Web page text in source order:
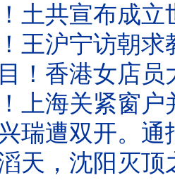
能组织， 29国名单曝光，股市暴跌！上海人怒骂
袭制？遭金正恩公开羞辱！这名政治局委
凛然，涉习禁书一夜畅销！川普突然发表
住，只因他彻底违背。盛传王岐山遭软禁
证实：他没反习！重点权色交易。全网
灾！中南海无所谓。民众自备秘密武